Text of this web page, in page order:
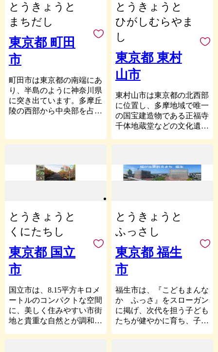
ないこと。
区では、ご厚意による寄
附金のうち、100万円以上
の寄附金について、寄附者
様の意向を踏まえて基金を
設置しています。
基金については、区で直
接寄附申込を受け付け、寄
附目的等をお伺いしますの
で、事前に下記担当までお
問い合わせ下さい。
台東区企画財政部財政課
電話番号：03-5246-1071
9号の負担付寄附金として
受諾するものではありませ
ん。
※荒川区民の方が荒川区に
寄附した場合、返礼品をお
贈りすることができません
ので御了承ください。
■個人情報の取扱いについ
て
寄附者様からいただいた
個人情報は、荒川区が責任
し、
返礼品発送のために、返
必要最低限の情報のみと
し、個人情報保護に万全を
期します。
■返礼品の非対面での受け
取り（置き配・宅配ボック
ス等）に関わる注意事項
・寄附者（返礼品受取人を
含む）から指定された場所
に返礼品をお届けした時点
で配達完了となり、その後
◎防災・危機管理分野：万
全な備えの安心・安全
◎都市づくり分野：快適で
魅力あるまち
折々のみどりや大地の恵み
を身近に感じられる都市農
業は区の誇りです。また、
みどりの中で優れた文化芸
術を楽しめるまちの実現を
目指し、独創的で発信力の
術と一体となったまちづく
りを進めています。
「牧野記念庭園」や「23
区唯一の大規模なカタクリ
馬発祥の農業体験農園」や
馬薪能」や「ねりまの森の
音楽祭」などの文化芸術イ
ります。
練馬区は、みどりの豊か
さと都市生活の利便性が両
立した多様性のある住宅都
市として発展を続けていま
す。皆さまからお寄せいた
だいた寄付金は、練馬区の
更なる発展のため、区政の
さまざまな分野に活用させ
ていただきます。
立ちの地」にもなった「千
住」からでした。明治以降
は、軽工業・重化学工業が
さかんになり、鉄道の開通
とともに人口も増加してい
きました。
現在、北千住のまちは昔
ながらの路地や銭湯、祭り
などの下町情緒を残す一方
で、6つの大学が集中し、
若者や女性に人気の店や、
古民家をリノベーションし
た個性的な店舗が増えるな
ど、古さと新しさが交じり
街ランキング」で10年連続
１位を獲得しています。
けで有名な西新井大師等に
代表される多くの名所旧跡
に恵まれた区として発展を
区では、寄附の際に使い
道を選び、皆さんの思いを
ち虹色寄附制度」を設けて
います。皆さんのふるさと
である足立区への大切な想
いを形にしませんか。
とうきょうと
まちだし
東京都 町田
市
町田市は東京都の南端にあ
り、半島のように神奈川県
に突き出ています。多摩丘
陵の西部から中央部を占め
13.2キロメートル、面積は
市制は1958年2月1日に施行
され、東京都で9番目に生
道」とも呼ばれ、交通の要
衝、商都として繁栄してき
ました。近隣からも多くの
人たちが集まり、商圏人口
200万人の一大商業都市へ
と発展しています。
とうきょうと
ひがしむらやま
し
東京都 東村
山市
東村山市は東京都の北西部
に位置し、多摩地域で唯一
の国宝建造物である正福寺
千体地蔵堂などの文化遺産
でアクセス可能な「利便
性」の高い生活都市として
国山、新東京百景に指定さ
れ６月には約600種8,000株
10万本の花菖蒲が咲き誇る
北山公園、国立ハンセン病
療養所多磨全生園の「人権
の森」など東京都でありな
ゆっくりと流れる時間の中
で「たのしむらやま」を合
言葉に、自己実現を図りな
がら快適な暮らしができる
とうきょうと
くにたちし
東京都 国立
市
国立市は、8.15平方キロメ
ートルのコンパクトな空間
に、美しく住みやすい市街
地と貴重な自然とが調和す
とうきょうと
ふっさし
東京都 福生
市
福生市は、『こどもまんな
か ふっさ』をスローガン
に掲げ、次代を担う子ども
たちが健やかに育ち、子ど